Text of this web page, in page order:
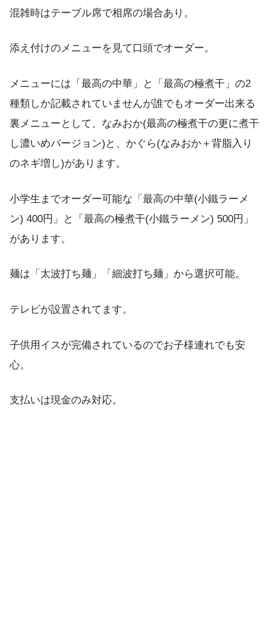
混雑時はテーブル席で相席の場合あり。
添え付けのメニューを見て口頭でオーダー。
メニューには「最高の中華」と「最高の極煮干」の2
種類しか記載されていませんが誰でもオーダー出来る
裏メニューとして、なみおか(最高の極煮干の更に煮干
し濃いめバージョン)と、かぐら(なみおか＋背脂入り
のネギ増し)があります。
小学生までオーダー可能な「最高の中華(小鐵ラーメ
ン) 400円」と「最高の極煮干(小鐵ラーメン) 500円」
があります。
麺は「太波打ち麺」「細波打ち麺」から選択可能。
テレビが設置されてます。
子供用イスが完備されているのでお子様連れでも安
心。
支払いは現金のみ対応。